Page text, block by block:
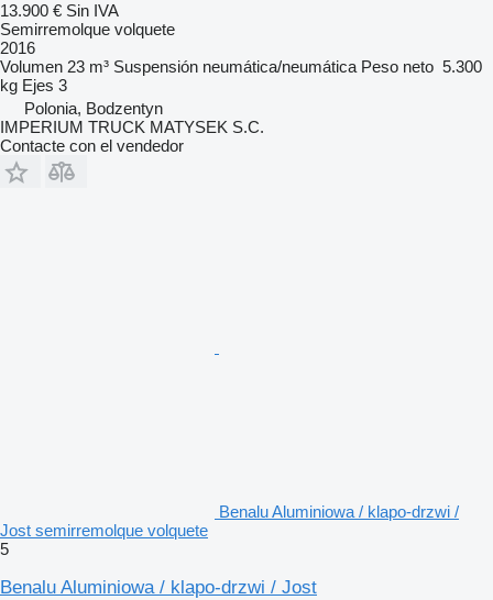
13.900 € Sin IVA
Semirremolque volquete
2016
Volumen 23 m³ Suspensión neumática/neumática Peso neto 5.300
kg Ejes 3
Polonia, Bodzentyn
IMPERIUM TRUCK MATYSEK S.C.
Contacte con el vendedor
Benalu Aluminiowa / klapo-drzwi /
Jost semirremolque volquete
5
Benalu Aluminiowa / klapo-drzwi / Jost